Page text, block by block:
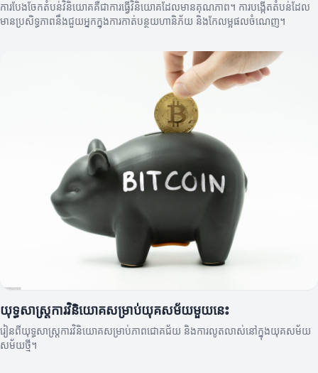
ការបែងចែកតំបន់វិនិយោគគឺជាការធ្វើវិនិយោគដែលមានគុណភាព។ ការបង្កើតតំបន់ដែល
មានប្រសិទ្ធភាពនឹងជួយអ្នកក្នុងការកាត់បន្ថយហានិភ័យ និងកែលម្អផលចំណេញ។
យុទ្ធសាស្ត្រការវិនិយោគសម្រាប់យុគសម័យមួយនេះ
រៀនពីយុទ្ធសាស្ត្រការវិនិយោគសម្រាប់ភាពជោគជ័យ និងការលូតលាស់នៅក្នុងយុគសម័យ
សម័យថ្មី។